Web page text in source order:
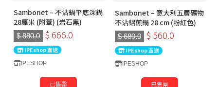
Sambonet – 不沾鍋平底深鍋
28厘米 (附蓋) (岩石黑)
$ 880.0 $ 666.0
IPEshop 直送
IPESHOP
已售罄
Sambonet – 意大利五層礦物
不沾鋁煎鍋 28 cm (粉紅色)
$ 680.0 $ 560.0
IPEshop 直送
IPESHOP
已售罄